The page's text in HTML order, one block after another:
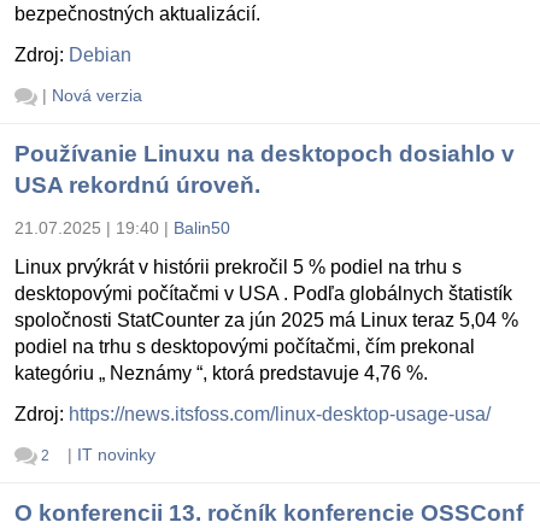
bezpečnostných aktualizácií.
Zdroj: Debian
| Nová verzia
Používanie Linuxu na desktopoch dosiahlo v
USA rekordnú úroveň.
21.07.2025 | 19:40 | Balin50
Linux prvýkrát v histórii prekročil 5 % podiel na trhu s
desktopovými počítačmi v USA . Podľa globálnych štatistík
spoločnosti StatCounter za jún 2025 má Linux teraz 5,04 %
podiel na trhu s desktopovými počítačmi, čím prekonal
kategóriu „ Neznámy “, ktorá predstavuje 4,76 %.
Zdroj: https://news.itsfoss.com/linux-desktop-usage-usa/
2 | IT novinky
O konferencii 13. ročník konferencie OSSConf